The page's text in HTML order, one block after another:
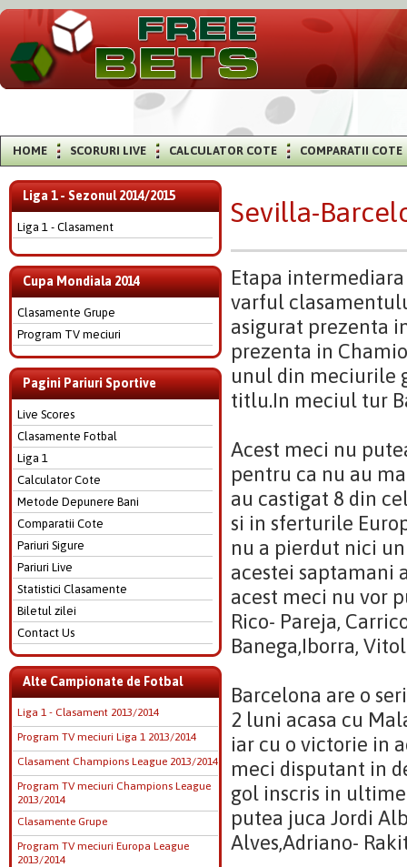
HOME SCORURI LIVE CALCULATOR COTE COMPARATII COTE
Liga 1 - Sezonul 2014/2015
Liga 1 - Clasament
Cupa Mondiala 2014
Clasamente Grupe
Program TV meciuri
Pagini Pariuri Sportive
Live Scores
Clasamente Fotbal
Liga 1
Calculator Cote
Metode Depunere Bani
Comparatii Cote
Pariuri Sigure
Pariuri Live
Statistici Clasamente
Biletul zilei
Contact Us
Alte Campionate de Fotbal
Liga 1 - Clasament 2013/2014
Program TV meciuri Liga 1 2013/2014
Clasament Champions League 2013/2014
Program TV meciuri Champions League
2013/2014
Clasamente Grupe
Program TV meciuri Europa League
2013/2014
Sevilla-
Etapa
varful
asigurat prezenta
prezenta in
unul din meciurile
titlu.In meciul tur
Acest meci nu
pentru ca nu au
au castigat 8 din
si in sferturile
nu a pierdut nici
acestei saptamani
acest meci nu vor
Rico- Pareja,
Banega,Iborra,
Barcelona are o
2 luni acasa cu
iar cu o victorie in
meci disputant in
gol inscris in
putea juca Jordi
Alves,Adriano-